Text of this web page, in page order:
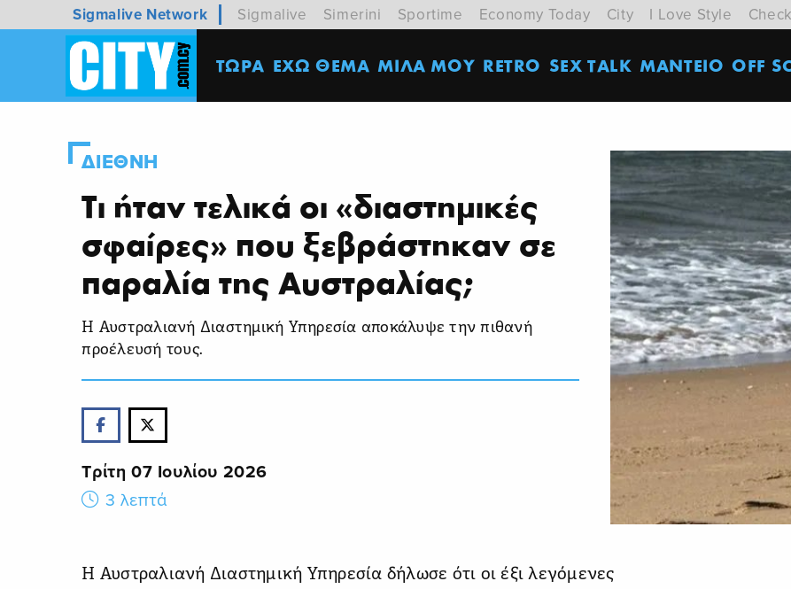
Sigmalive Network Sigmalive Simerini Sportime Economy Today City I Love Style
ΤΩΡΑ ΕΧΩ ΘΕΜΑ MΙΛΑ ΜΟΥ RETRO SEX TALK ΜΑΝΤΕΙΟ OFF
ΔΙΕΘΝΗ
Τι ήταν τελικά οι «διαστημικές
σφαίρες» που ξεβράστηκαν σε
παραλία της Αυστραλίας;
Η Αυστραλιανή Διαστημική Υπηρεσία αποκάλυψε την πιθανή
προέλευσή τους.
Τρίτη 07 Ιουλίου 2026
3 λεπτά
Η Αυστραλιανή Διαστημική Υπηρεσία δήλωσε ότι οι έξι λεγόμενες